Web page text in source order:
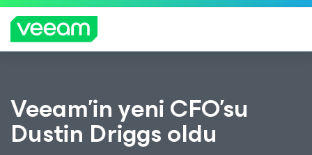
müşteriler için Veeam'in rehberliği
DAH
A
Veeam’in yeni CFO’su
Dustin Driggs oldu